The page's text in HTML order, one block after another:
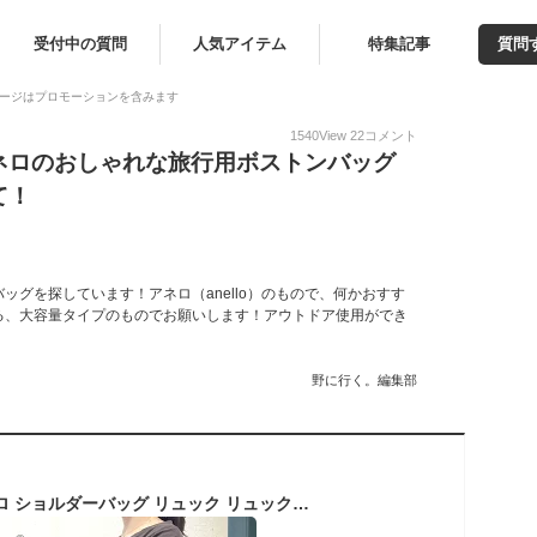
受付中の質問 人気アイテム 特集記事 質問
ジはプロモーションを含みます
1540View 22コメント
のおしゃれな旅行用ボストンバッグ
グを探しています！アネロ（anello）のもので、何かおすす
大容量タイプのものでお願いします！アウトドア使用ができ
野に行く。編集部
ボストンバッグ アネロ ショルダーバッグ リュック リュックボストン 3WAY anello 修学旅行 林間学校 自然学校 大容量 軽量 撥水加工 旅行 男女兼用 レディース メンズ 男の子 小学生 中学生 高校生 gtm0462z 母の日